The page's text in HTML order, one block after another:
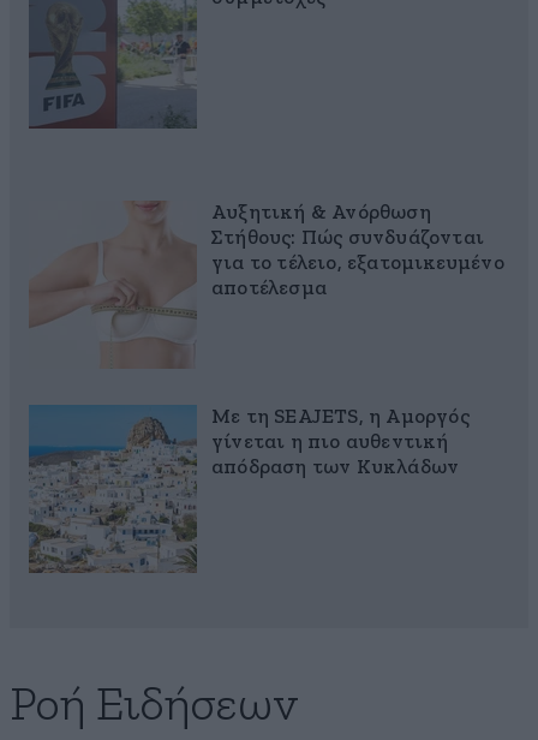
Αυξητική & Ανόρθωση
Στήθους: Πώς συνδυάζονται
για το τέλειο, εξατομικευμένο
αποτέλεσμα
Με τη SEAJETS, η Αμοργός
γίνεται η πιο αυθεντική
απόδραση των Κυκλάδων
Ροή Ειδήσεων